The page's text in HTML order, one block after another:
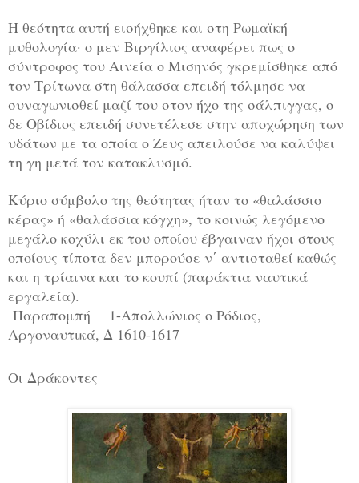
Η θεότητα αυτή εισήχθηκε και στη Ρωμαϊκή
μυθολογία· ο μεν Βιργίλιος αναφέρει πως ο
σύντροφος του Αινεία ο Μισηνός γκρεμίσθηκε από
τον Τρίτωνα στη θάλασσα επειδή τόλμησε να
συναγωνισθεί μαζί του στον ήχο της σάλπιγγας, ο
δε Οβίδιος επειδή συνετέλεσε στην αποχώρηση των
υδάτων με τα οποία ο Ζευς απειλούσε να καλύψει
τη γη μετά τον κατακλυσμό.
Κύριο σύμβολο της θεότητας ήταν το «θαλάσσιο
κέρας» ή «θαλάσσια κόγχη», το κοινώς λεγόμενο
μεγάλο κοχύλι εκ του οποίου έβγαιναν ήχοι στους
οποίους τίποτα δεν μπορούσε ν΄ αντισταθεί καθώς
και η τρίαινα και το κουπί (παράκτια ναυτικά
εργαλεία).
Παραπομπή 1-Απολλώνιος ο Ρόδιος,
Αργοναυτικά, Δ 1610-1617
Οι Δράκοντες